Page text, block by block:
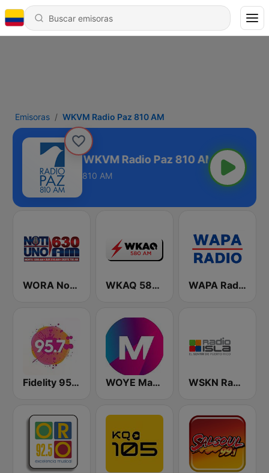
Emisoras WKVM Radio Paz 810 AM
WKVM Radio Paz 810 AM
810 AM
WORA Noti Uno 630 AM WKAQ 580 AM WAPA Radio
Fidelity 95.7 FM WOYE Magic 97.3 FM WSKN Radio Isla 1320 AM